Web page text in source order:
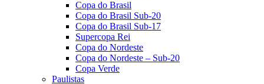
Copa do Brasil
Copa do Brasil Sub-20
Copa do Brasil Sub-17
Supercopa Rei
Copa do Nordeste
Copa do Nordeste – Sub-20
Copa Verde
Paulistas